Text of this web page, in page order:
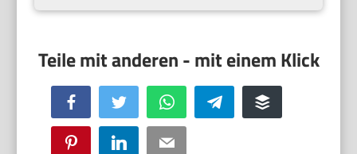
Facebook Twitter WhatsApp Telegram Buffer
Pinterest LinkedIn Email